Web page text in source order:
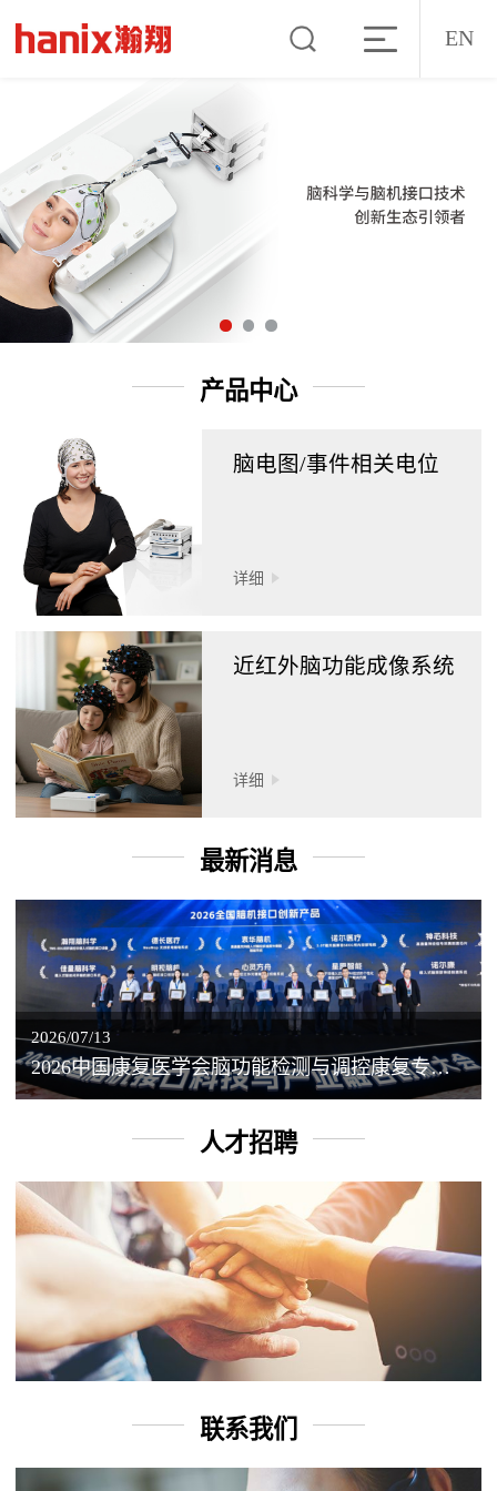
EN
产品中心
脑电图/事件相关电位
详细
近红外脑功能成像系统
详细
最新消息
2026/07/13
2026中国康复医学会脑功能检测与调控康复专业委员会学术年会丨脑客中国：脑机接口——EEG驱动TMS闭环调控工作坊
人才招聘
联系我们